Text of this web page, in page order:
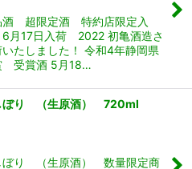
超限定酒 特約店限定入
月17日入荷 2022 初亀酒造さ
たしました！ 令和4年静岡県
受賞酒 5月18…
り （生原酒） 720ml
り （生原酒） 数量限定商